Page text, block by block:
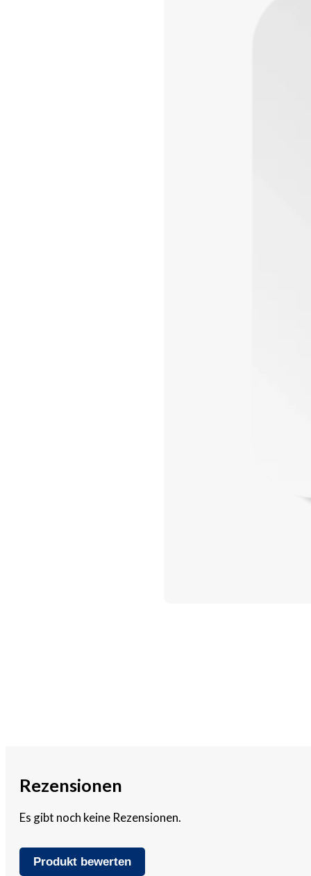
Rezensionen
Es gibt noch keine Rezensionen.
Produkt bewerten